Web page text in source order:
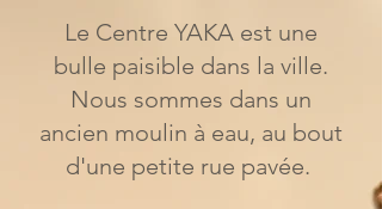
Le Centre YAKA est une
bulle paisible dans la ville.
Nous sommes dans un
ancien moulin à eau, au bout
d'une petite rue pavée.